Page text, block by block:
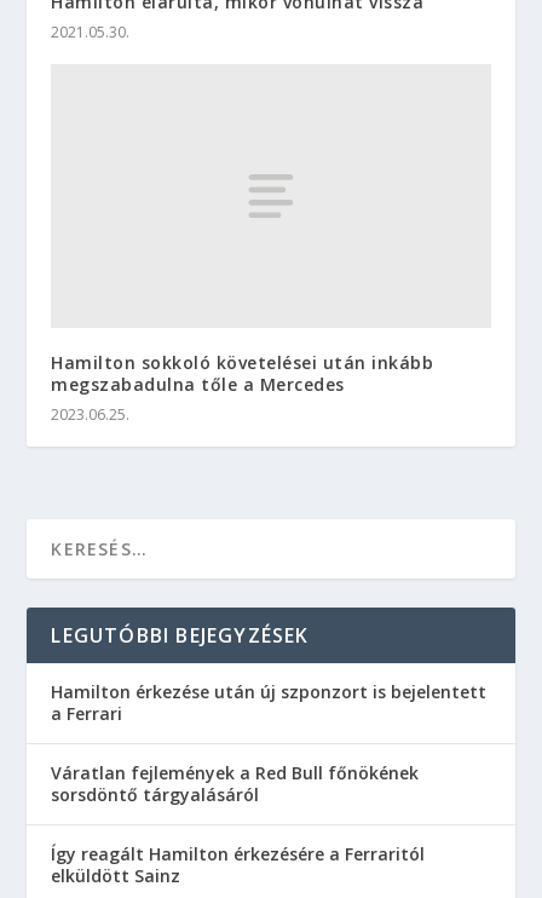
2021.05.30.
Hamilton sokkoló követelései után inkább
megszabadulna tőle a Mercedes
2023.06.25.
LEGUTÓBBI BEJEGYZÉSEK
Hamilton érkezése után új szponzort is bejelentett
a Ferrari
Váratlan fejlemények a Red Bull főnökének
sorsdöntő tárgyalásáról
Így reagált Hamilton érkezésére a Ferraritól
elküldött Sainz